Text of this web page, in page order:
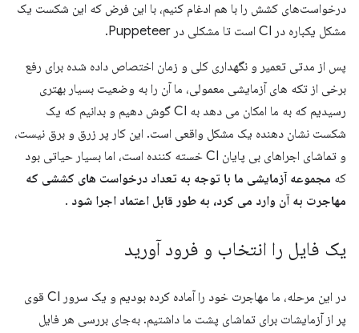
درخواست‌های کشش را با هم ادغام کنیم، با این فرض که این شکست یک
مشکل یکباره در CI است تا مشکلی در Puppeteer.
پس از مدتی تعمیر و نگهداری کلی و زمان اختصاص داده شده برای رفع
برخی از تکه های آزمایشی معمولی، ما آن را به وضعیت بسیار بهتری
رسیدیم که به ما امکان می دهد به CI گوش دهیم و بدانیم که یک
شکست نشان دهنده یک مشکل واقعی است. این کار پر زرق و برق نیست،
و تماشای اجراهای بی پایان CI خسته کننده است، اما بسیار حیاتی بود
که مجموعه آزمایشی ما با توجه به تعداد درخواست های کششی که
مهاجرت به آن وارد می کرد، به طور قابل اعتماد اجرا شود .
یک فایل را انتخاب و فرود آورید
در این مرحله، ما مهاجرت خود را آماده کرده بودیم و یک سرور CI قوی
پر از آزمایشات برای تماشای پشت ما داشتیم. به‌جای بررسی هر فایل